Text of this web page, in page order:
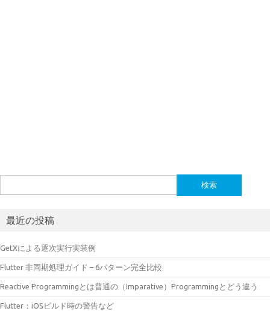
索:
最近の投稿
GetXによる逐次実行実装例
Flutter 非同期処理ガイド – 6パターン完全比較
Reactive Programmingとは普通の（Imparative）Programmingとどう違う
Flutter：iOSビルド時の警告など